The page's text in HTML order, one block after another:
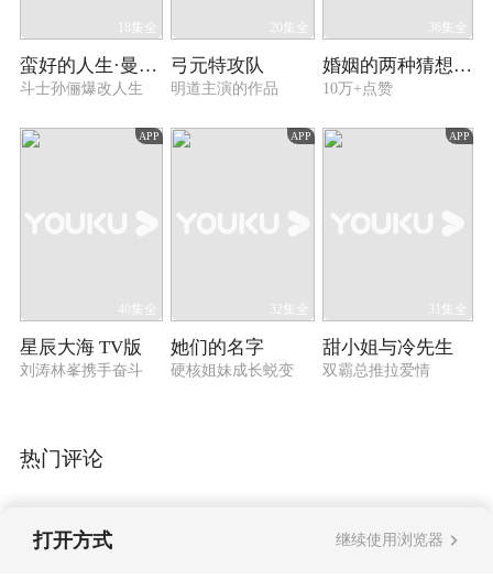
18集全
蛮好的人生·曼黎传
斗士孙俪爆改人生
20集全
弓元特攻队
明道主演的作品
36集全
婚姻的两种猜想 TV版
10万+点赞
APP
40集全
星辰大海 TV版
刘涛林峯携手奋斗
APP
32集全
她们的名字
硬核姐妹成长蜕变
APP
31集全
甜小姐与冷先生
双霸总推拉爱情
热门评论
打开方式 继续使用浏览器